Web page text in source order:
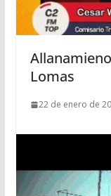
Lomas
22 de enero de